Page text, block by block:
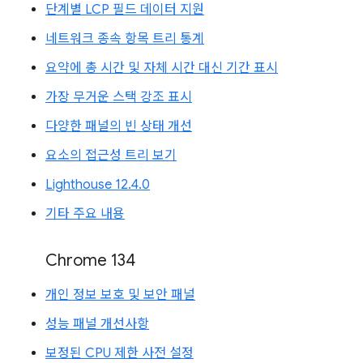
단계별 LCP 필드 데이터 지원
네트워크 종속 항목 트리 통계
요약에 총 시간 및 자체 시간 대신 기간 표시
가장 무거운 스택 강조 표시
다양한 패널의 빈 상태 개선
요소의 접근성 트리 보기
Lighthouse 12.4.0
기타 주요 내용
Chrome 134
개인 정보 보호 및 보안 패널
성능 패널 개선사항
보정된 CPU 제한 사전 설정